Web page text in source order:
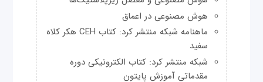
هوش مصنوعی در اعماق
ماهنامه شبکه منتشر کرد: کتاب CEH هکر کلاه
سفید
شبکه منتشر کرد: کتاب الکترونیکی دوره
مقدماتی آموزش پایتون